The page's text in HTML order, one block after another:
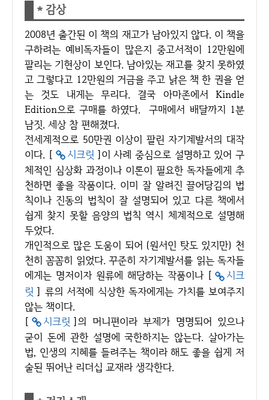
* 감상
2008년 출간된 이 책의 재고가 남아있지 않다. 이 책을
구하려는 예비독자들이 많은지 중고서적이 12만원에
팔리는 기현상이 보인다. 남아있는 재고를 찾지 못하였
고 그렇다고 12만원의 거금을 주고 낡은 책 한 권을 얻
는 것도 내게는 무리다. 결국 아마존에서 Kindle
Edition으로 구매를 하였다. 구매에서 배달까지 1분
남짓. 세상 참 편해졌다.
전세계적으로 50만권 이상이 팔린 자기계발서의 대작
이다. [
시크릿 ]이 사례 중심으로 설명하고 있어 구
체적인 심상화 과정이나 이론이 필요한 독자들에게 추
천하면 좋을 작품이다. 이미 잘 알려진 끌어당김의 법
칙이나 진동의 법칙이 잘 설명되어 있고 다른 책에서
쉽게 찾지 못할 음양의 법칙 역시 체계적으로 설명해
두었다.
개인적으로 많은 도움이 되어 (원서인 탓도 있지만) 천
천히 꼼꼼히 읽었다. 꾸준히 자기계발서를 읽는 독자들
에게는 명저이자 원류에 해당하는 작품이나 [
시크
릿 ] 류의 서적에 식상한 독자에게는 가치를 보여주지
않는 책이다.
[
시크릿 ]의 머니편이라 부제가 명명되어 있으나
굳이 돈에 관한 설명에 국한하지는 않는다. 살아가는
법, 인생의 지혜를 들려주는 책이라 해도 좋을 쉽게 저
술된 뛰어난 리더십 교재라 생각한다.